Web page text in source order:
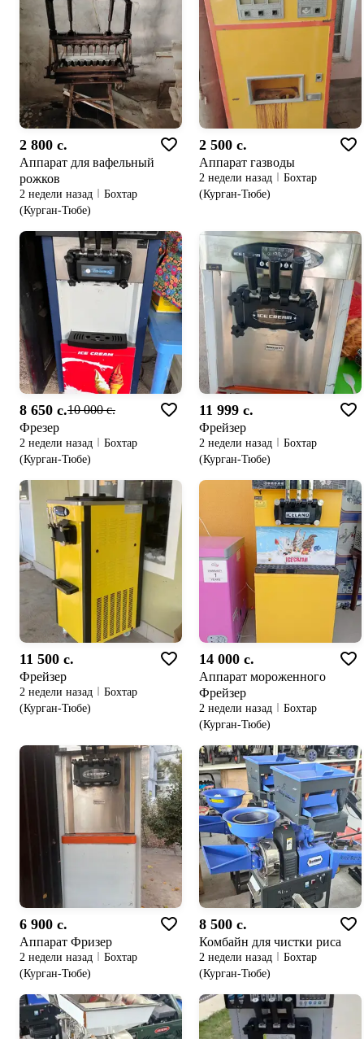
2 800 c.
Аппарат для вафельный
рожков
2 недели назад
Бохтар
(Курган-Тюбе)
2 500 c.
Аппарат газводы
2 недели назад
Бохтар
(Курган-Тюбе)
8 650 c.10 000 c.
Фрезер
2 недели назад
Бохтар
(Курган-Тюбе)
11 999 c.
Фрейзер
2 недели назад
Бохтар
(Курган-Тюбе)
11 500 c.
Фрейзер
2 недели назад
Бохтар
(Курган-Тюбе)
14 000 c.
Аппарат мороженного
Фрейзер
2 недели назад
Бохтар
(Курган-Тюбе)
6 900 c.
Аппарат Фризер
2 недели назад
Бохтар
(Курган-Тюбе)
8 500 c.
Комбайн для чистки риса
2 недели назад
Бохтар
(Курган-Тюбе)